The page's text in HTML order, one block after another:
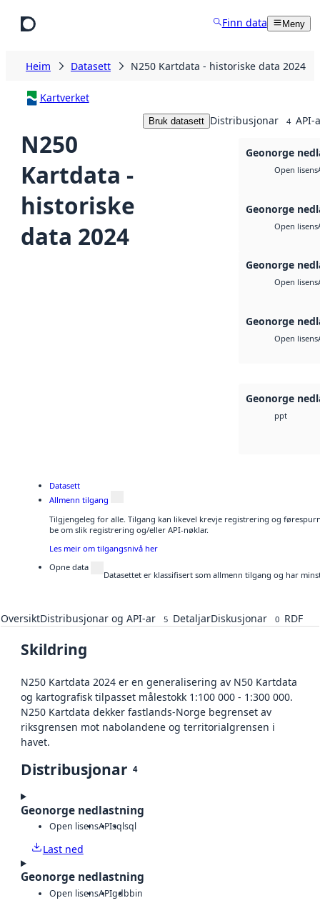
Finn data Meny
Heim Datasett N250 Kartdata - historiske data 2024
Kartverket
N250
Kartdata -
historiske
data 2024
Bruk datasett Distribusjonar 4 API-
Geonorge
Open lisens
Geonorge
Open lisens
Geonorge
Open lisens
Geonorge
Open lisens
Geonorge
ppt
Datasett
Allmenn tilgang
Tilgjengeleg for alle. Tilgang kan likevel krevje registrering og
be om slik registrering og/eller API-nøklar.
Les meir om tilgangsnivå her
Opne data
Datasettet er klassifisert som allmenn tilgang og har
OversiktDistribusjonar og API-ar 5 DetaljarDiskusjonar 0 RDF
Skildring
N250 Kartdata 2024 er en generalisering av N50 Kartdata
og kartografisk tilpasset målestokk 1:100 000 - 1:300 000.
N250 Kartdata dekker fastlands-Norge begrenset av
riksgrensen mot nabolandene og territorialgrensen i
havet.
Distribusjonar 4
Geonorge nedlastning
Open lisensAPIsqlsql
Last ned
Geonorge nedlastning
Open lisensAPIgdbbin